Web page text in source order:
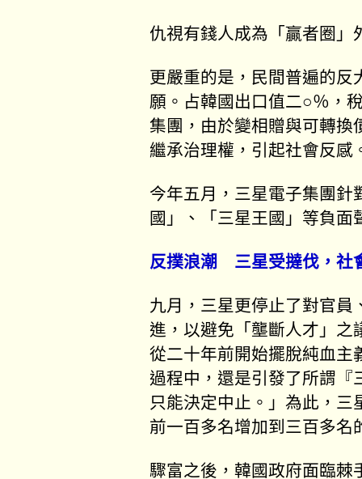
仇視有錢人成為「贏者圈」
更嚴重的是，民間普遍的反
願。占韓國出口值二○％，
集團，由於變相贈與可轉換
繼承治理權，引起社會反感
今年五月，三星電子集團針
國」、「三星王國」等負面
反撲浪潮 三星受撻伐，社
九月，三星更停止了對官員
進，以避免「壟斷人才」之
從二十年前開始擺脫純血主
過程中，還是引發了所謂『
只能決定中止。」為此，
前一百多名增加到三百多名
驟富之後，韓國政府面臨棘